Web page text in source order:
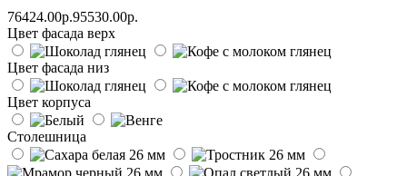
76424.00р.95530.00р.
Цвет фасада верх
Цвет фасада низ
Цвет корпуса
Столешница